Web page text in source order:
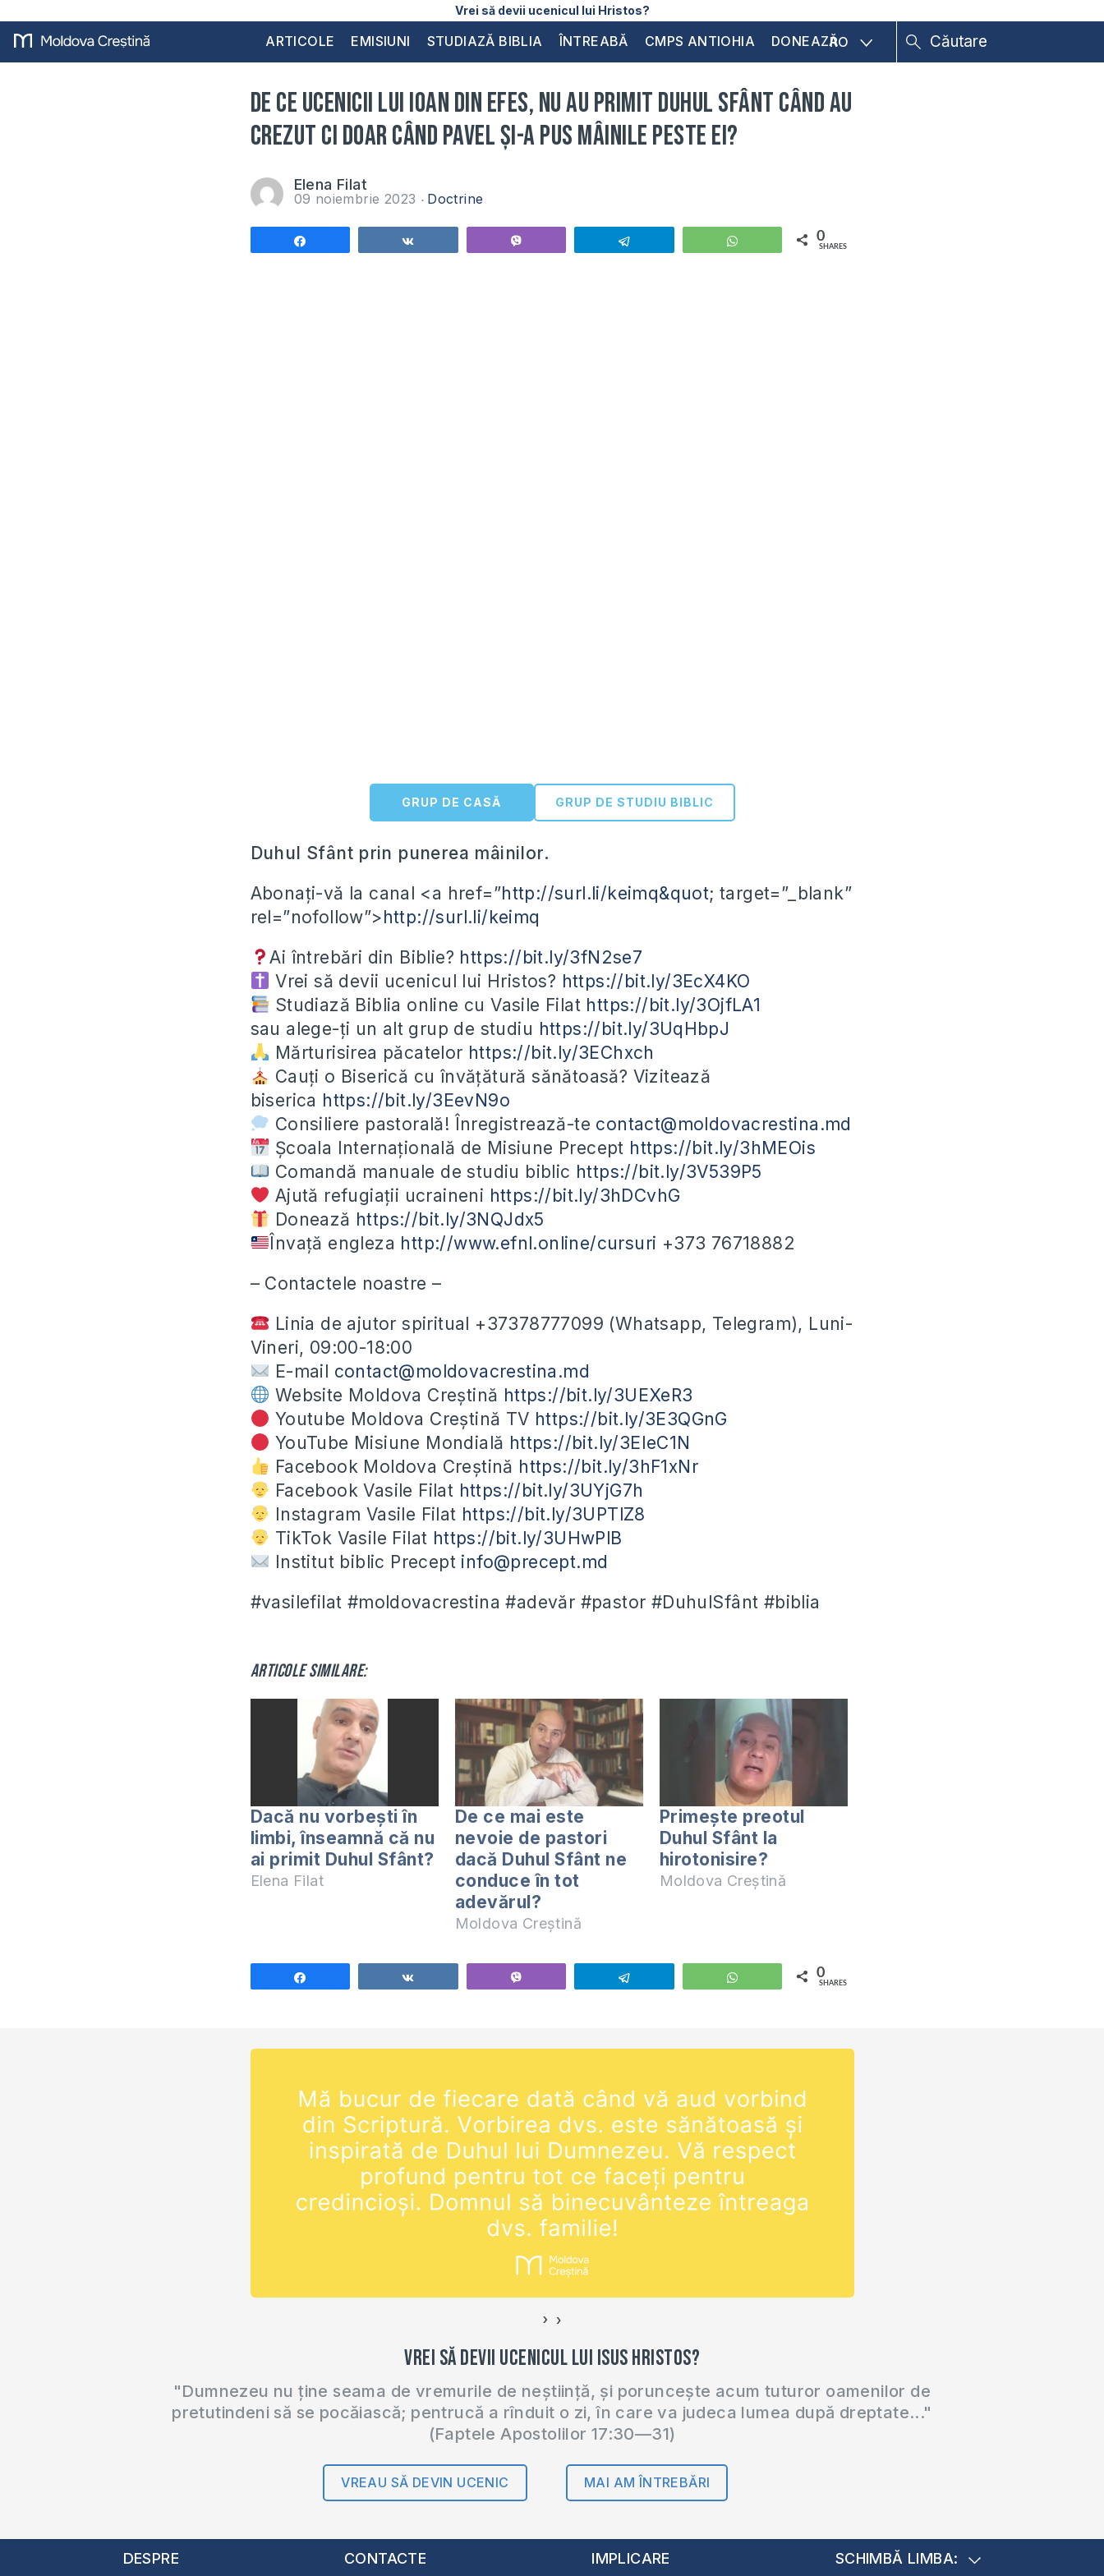
Vrei să devii ucenicul lui Hristos?
ARTICOLE EMISIUNI STUDIAZĂ BIBLIA ÎNTREABĂ CMPS ANTIOHIA DONEAZĂRO
De ce ucenicii lui Ioan din Efes, nu au primit Duhul Sfânt când au
crezut ci doar când Pavel și-a pus mâinile peste ei?
Elena Filat
09 noiembrie 2023 Doctrine
WhatsApp 0
SHARES
GRUP DE CASĂ GRUP DE STUDIU BIBLIC
Duhul Sfânt prin punerea mâinilor.
Abonați-vă la canal <a href=”http://surl.li/keimq&quot; target=”_blank”
rel=”nofollow”>http://surl.li/keimq
Ai întrebări din Biblie? https://bit.ly/3fN2se7
️ Vrei să devii ucenicul lui Hristos? https://bit.ly/3EcX4KO
Studiază Biblia online cu Vasile Filat https://bit.ly/3OjfLA1
sau alege-ți un alt grup de studiu https://bit.ly/3UqHbpJ
Mărturisirea păcatelor https://bit.ly/3EChxch
Cauți o Biserică cu învățătură sănătoasă? Vizitează
biserica https://bit.ly/3EevN9o
Consiliere pastorală! Înregistrează-te contact@moldovacrestina.md
Școala Internațională de Misiune Precept https://bit.ly/3hMEOis
Comandă manuale de studiu biblic https://bit.ly/3V539P5
Ajută refugiații ucraineni https://bit.ly/3hDCvhG
Donează https://bit.ly/3NQJdx5
Învață engleza http://www.efnl.online/cursuri +373 76718882
– Contactele noastre –
Linia de ajutor spiritual +37378777099 (Whatsapp, Telegram), Luni-
Vineri, 09:00-18:00
E-mail contact@moldovacrestina.md
Website Moldova Creștină https://bit.ly/3UEXeR3
Youtube Moldova Creștină TV https://bit.ly/3E3QGnG
YouTube Misiune Mondială https://bit.ly/3EIeC1N
Facebook Moldova Creștină https://bit.ly/3hF1xNr
Facebook Vasile Filat https://bit.ly/3UYjG7h
Instagram Vasile Filat https://bit.ly/3UPTlZ8
TikTok Vasile Filat https://bit.ly/3UHwPlB
Institut biblic Precept info@precept.md
#vasilefilat #moldovacrestina #adevăr #pastor #DuhulSfânt #biblia
Articole similare:
Dacă nu vorbești în
limbi, înseamnă că nu
ai primit Duhul Sfânt?
Elena Filat
De ce mai este
nevoie de pastori
dacă Duhul Sfânt ne
conduce în tot
adevărul?
Moldova Creștină
Primește preotul
Duhul Sfânt la
hirotonisire?
Moldova Creștină
WhatsApp 0
SHARES
‹ ›
Vrei să devii ucenicul lui Isus Hristos?
"Dumnezeu nu ține seama de vremurile de neștiință, și poruncește acum tuturor oamenilor de
pretutindeni să se pocăiască; pentrucă a rînduit o zi, în care va judeca lumea după dreptate..."
(Faptele Apostolilor 17:30—31)
VREAU SĂ DEVIN UCENIC MAI AM ÎNTREBĂRI
DESPRE CONTACTE IMPLICARE SCHIMBĂ LIMBA: